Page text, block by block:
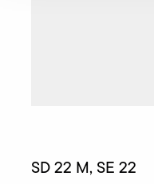
SD 22 M, SE 22